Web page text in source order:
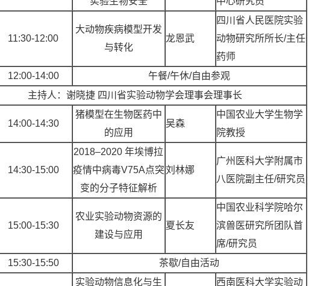
11:30-12:00
大动物疾病模型开发
与转化
龙恩武
四川省人民医院实验
动物研究所所长/主任
药师
12:00-14:00 午餐/午休/自由参观
主持人：谢晓捷 四川省实验动物学会理事会理事长
14:00-14:30
猪模型在生物医药中
的应用
吴森
中国农业大学生物学
院教授
14:30-15:00
2018–2020 年埃博拉
疫情中病毒V75A点突
变的分子特征解析
刘林娜
广州医科大学附属市
八医院副主任/研究员
15:00-15:30
农业实验动物资源的
建设与应用
夏长友
中国农业科学院哈尔
滨兽医研究所团队首
席/研究员
15:30-15:50 茶歇/自由活动
实验动物信息化与生
西南医科大学实验动